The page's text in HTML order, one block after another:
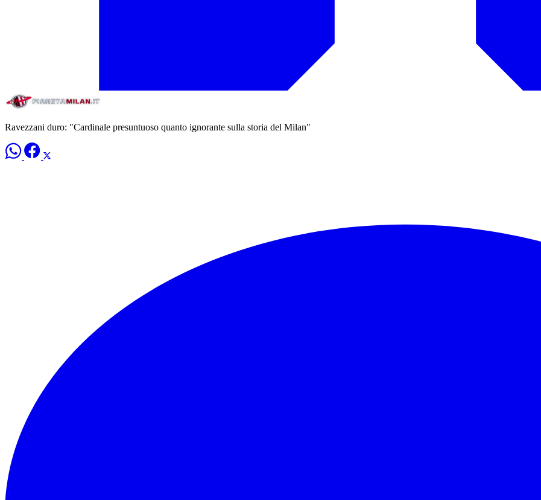
Ravezzani duro: "Cardinale presuntuoso quanto ignorante sulla storia del Milan"